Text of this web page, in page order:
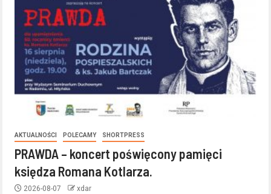
AKTUALNOŚCI POLECAMY SHORTPRESS
PRAWDA – koncert poświęcony pamięci
księdza Romana Kotlarza.
2026-08-07 xdar